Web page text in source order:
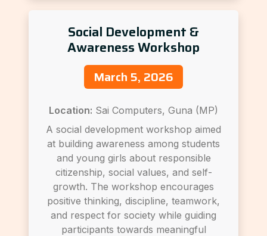
Social Development &
Awareness Workshop
March 5, 2026
Location: Sai Computers, Guna (MP)
A social development workshop aimed
at building awareness among students
and young girls about responsible
citizenship, social values, and self-
growth. The workshop encourages
positive thinking, discipline, teamwork,
and respect for society while guiding
participants towards meaningful